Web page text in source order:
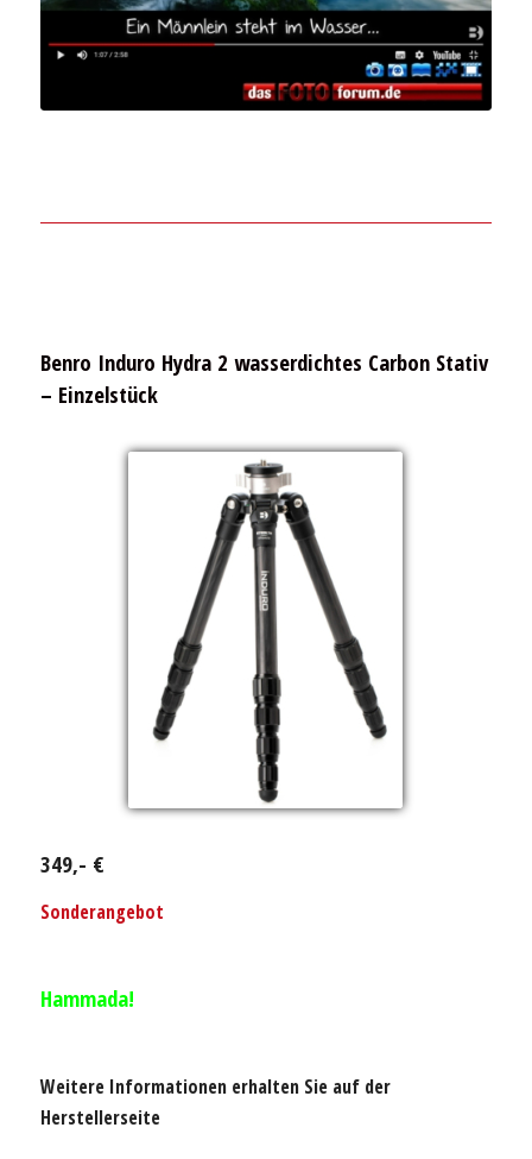
Benro Induro Hydra 2 wasserdichtes Carbon Stativ
– Einzelstück
349,- €
Sonderangebot
Hammada!
Weitere Informationen erhalten Sie auf der
Herstellerseite